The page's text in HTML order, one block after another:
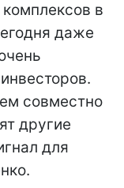
в
даже
совместно
другие
для